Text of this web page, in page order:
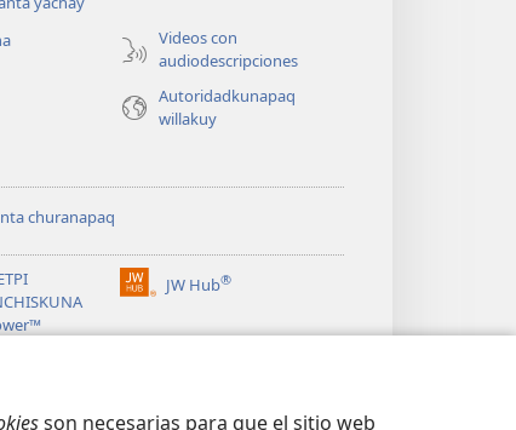
son necesarias para que el sitio web
Videos con
audiodescripciones
Autoridadkunapaq
willakuy
churanapaq
JW Hub®
(abre
nueva